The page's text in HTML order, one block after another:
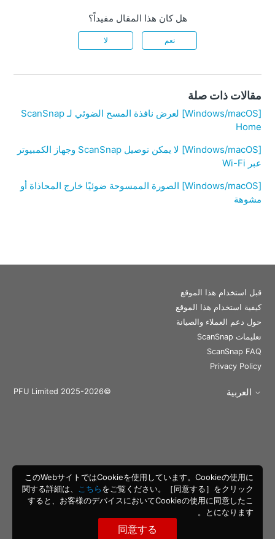
هل كان هذا المقال مفيداً؟
نعم لا
مقالات ذات صلة
[Windows/macOS] لعرض نافذة المسح الضوئي لـ ScanSnap
Home
[Windows/macOS] لا يمكن توصيل ScanSnap وجهاز الكمبيوتر
عبر Wi-Fi
[Windows/macOS] الصورة الممسوحة ضوئيًا خارج المحاذاة أو
مشوهة
قبل استخدام هذا الموقع
كيفية استخدام هذا الموقع
حول دعم العملاء والصيانة
تعليمات ScanSnap
ScanSnap FAQ
Privacy Policy
©PFU Limited 2025-2026
このWebサイトではCookieを使用しています。Cookieの使用に
関する詳細は、
こちらをご覧ください。［同意する］をクリック
すると、お客様のデバイスにおいてCookieの使用に同意したこ
とになります。
同意する